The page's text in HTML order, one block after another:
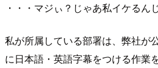
・・・マジぃ？じゃあ私イケるん
私が所属している部署は、弊社が
に日本語・英語字幕をつける作業